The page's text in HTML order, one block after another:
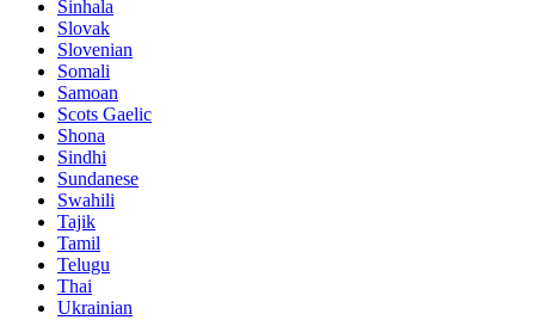
Sinhala
Slovak
Slovenian
Somali
Samoan
Scots Gaelic
Shona
Sindhi
Sundanese
Swahili
Tajik
Tamil
Telugu
Thai
Ukrainian